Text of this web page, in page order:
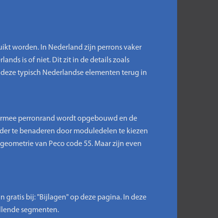
worden. In Nederland zijn perrons vaker
is of niet. Dit zit in de details zoals
typisch Nederlandse elementen terug in
perronrand wordt opgebouwd en de
te benaderen door moduledelen te kiezen
van Peco code 55. Maar zijn even
bij: "Bijlagen" op deze pagina. In deze
segmenten.